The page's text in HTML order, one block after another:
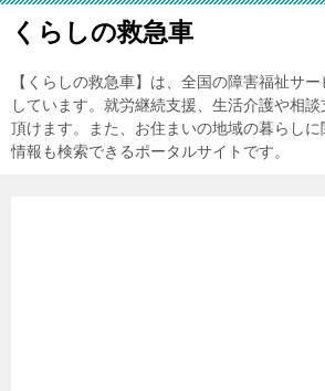
くらしの救急車
【くらしの救急車】は、全国の障害福祉サ
しています。就労継続支援、生活介護や相
頂けます。また、お住まいの地域の暮らし
情報も検索できるポータルサイトです。